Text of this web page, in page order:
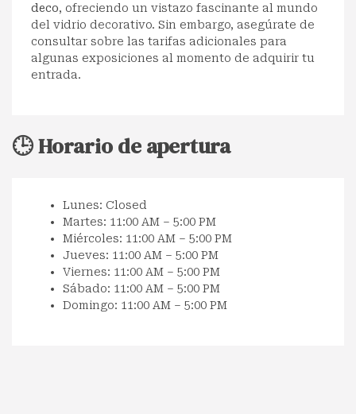
deco, ofreciendo un vistazo fascinante al mundo
del vidrio decorativo. Sin embargo, asegúrate de
consultar sobre las tarifas adicionales para
algunas exposiciones al momento de adquirir tu
entrada.
🕒 Horario de apertura
Lunes: Closed
Martes: 11:00 AM – 5:00 PM
Miércoles: 11:00 AM – 5:00 PM
Jueves: 11:00 AM – 5:00 PM
Viernes: 11:00 AM – 5:00 PM
Sábado: 11:00 AM – 5:00 PM
Domingo: 11:00 AM – 5:00 PM